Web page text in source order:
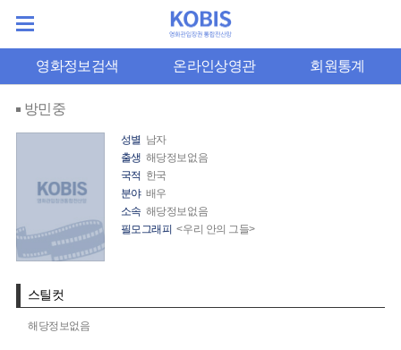
영화정보검색 온라인상영관 회원통계
방민중
성별 남자
출생 해당정보없음
국적 한국
분야 배우
소속 해당정보없음
필모그래피 <우리 안의 그들>
스틸컷
해당정보없음